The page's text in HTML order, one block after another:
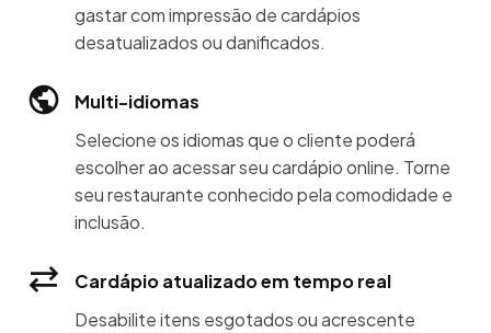
gastar com impressão de cardápios
desatualizados ou danificados.
Multi-idiomas
Selecione os idiomas que o cliente poderá
escolher ao acessar seu cardápio online. Torne
seu restaurante conhecido pela comodidade e
inclusão.
Cardápio atualizado em tempo real
Desabilite itens esgotados ou acrescente